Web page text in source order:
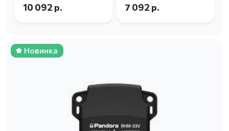
10 092 р. 7 092 р.
Новинка